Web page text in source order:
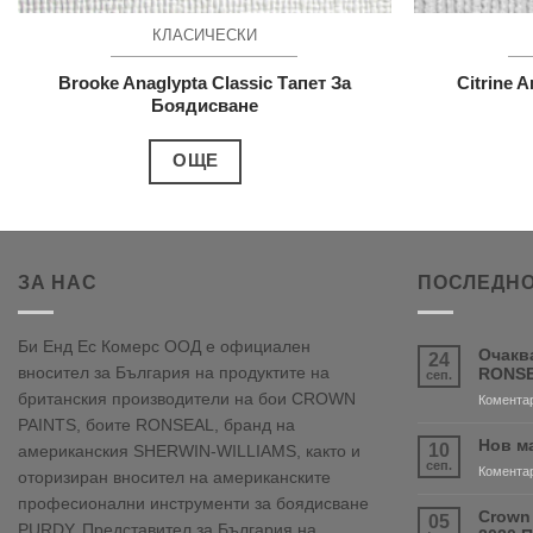
КЛАСИЧЕСКИ
Brooke Anaglypta Classic Тапет За
Боядисване
ОЩЕ
Citrine
ЗА НАС
Би Енд Ес Комерс ООД е официален
вносител за България на продуктите на
британския производители на бои CROWN
PAINTS, боите RONSEAL, бранд на
американския SHERWIN-WILLIAMS, както и
оторизиран вносител на американските
професионални инструменти за боядисване
24
сеп.
10
сеп.
Нов
05